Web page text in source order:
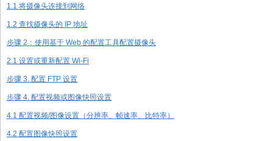
1.1 将摄像头连接到网络
1.2 查找摄像头的 IP 地址
步骤 2：使用基于 Web 的配置工具配置摄像头
2.1 设置或重新配置 Wi-Fi
步骤 3. 配置 FTP 设置
步骤 4. 配置视频或图像快照设置
4.1 配置视频/图像设置（分辨率、帧速率、比特率）
4.2 配置图像快照设置